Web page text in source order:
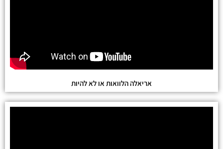
אריאלה הלוואות או לא להיות